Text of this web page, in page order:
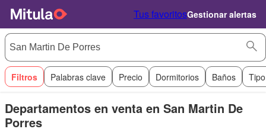
Tus favoritosGestionar alertas
Filtros Palabras clave Precio Dormitorios Baños
Departamentos en venta en San Martin De
Porres